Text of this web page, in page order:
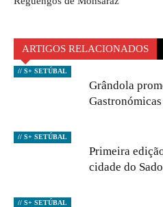
ARTIGOS RELACIONADOS
// S+ SETÚBAL
Grândola
// S+ SETÚBAL
Primeira
cidade do Sado
// S+ SETÚBAL